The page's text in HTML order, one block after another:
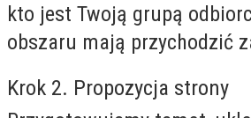
kto jest Twoją grupą
obszaru mają przychodzić
Krok 2. Propozycja strony